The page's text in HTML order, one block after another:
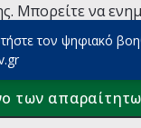
τον ψηφιακό
(πάτησε για κλείσιμο)
Μπορείτε να
Πολιτική Cookies.
των